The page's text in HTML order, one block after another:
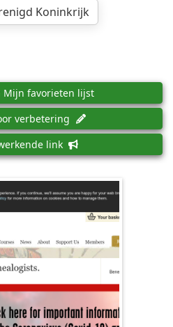
Koninkrijk
Mijn favorieten lijst
verbetering
link